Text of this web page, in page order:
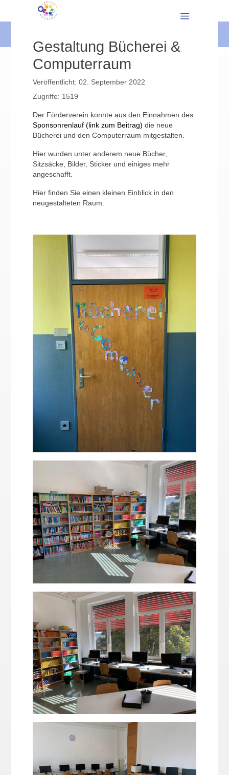
Gestaltung Bücherei &
Computerraum
Veröffentlicht: 02. September 2022
Zugriffe: 1519
Der Förderverein konnte aus den Einnahmen des
Sponsonrenlauf (link zum Beitrag) die neue
Bücherei und den Computerraum mitgestalten.
Hier wurden unter anderem neue Bücher,
Sitzsäcke, Bilder, Sticker und einiges mehr
angeschafft.
Hier finden Sie einen kleinen Einblick in den
neugestalteten Raum.